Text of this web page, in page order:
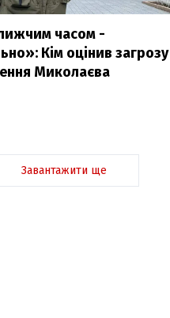
часом -
Кім оцінив загрозу
Миколаєва
Завантажити ще